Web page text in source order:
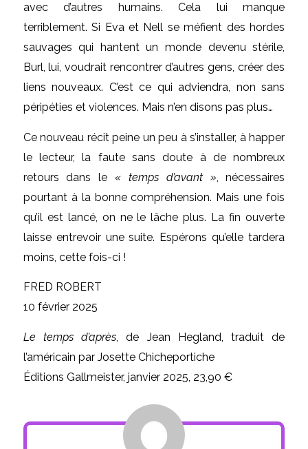
avec d’autres humains. Cela lui manque
terriblement. Si Eva et Nell se méfient des hordes
sauvages qui hantent un monde devenu stérile,
Burl, lui, voudrait rencontrer d’autres gens, créer des
liens nouveaux. C’est ce qui adviendra, non sans
péripéties et violences. Mais n’en disons pas plus…
Ce nouveau récit peine un peu à s’installer, à happer
le lecteur, la faute sans doute à de nombreux
retours dans le« temps d’avant » , nécessaires
pourtant à la bonne compréhension. Mais une fois
qu’il est lancé, on ne le lâche plus. La fin ouverte
laisse entrevoir une suite. Espérons qu’elle tardera
moins, cette fois-ci !
FRED ROBERT
10 février 2025
Le temps d’après , de Jean Hegland, traduit de
l’américain par Josette Chicheportiche
Éditions Gallmeister, janvier 2025, 23,90 €